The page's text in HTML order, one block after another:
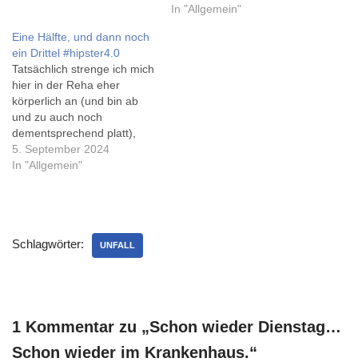
darum gehts - erklärt im
'Original', weitere Beiträge
bei rivva.de. Also, zuerst…
ein neues Hüftgelenk
In "Allgemein"
Eine Hälfte, und dann noch
ein Drittel #hipster4.0
Tatsächlich strenge ich mich
hier in der Reha eher
körperlich an (und bin ab
und zu auch noch
dementsprechend platt),
aber eine Hälfte und ein
Drittel ergeben tatsächlich
in der Reha, Mitte
September gehts nach
5. September 2024
In "Allgemein"
Schlagwörter: UNFALL
1 Kommentar zu „Schon wieder Dienstag…
Schon wieder im Krankenhaus.“